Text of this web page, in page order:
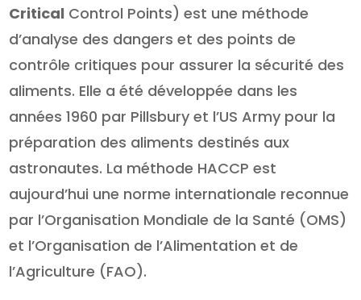
Critical Control Points) est une méthode
d’analyse des dangers et des points de
contrôle critiques pour assurer la sécurité des
aliments. Elle a été développée dans les
années 1960 par Pillsbury et l’US Army pour la
préparation des aliments destinés aux
astronautes. La méthode HACCP est
aujourd’hui une norme internationale reconnue
par l’Organisation Mondiale de la Santé (OMS)
et l’Organisation de l’Alimentation et de
l’Agriculture (FAO).